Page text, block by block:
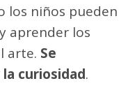
los niños pueden
aprender los
arte. Se
curiosidad.